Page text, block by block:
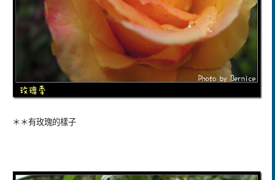
＊＊有玫瑰的樣子